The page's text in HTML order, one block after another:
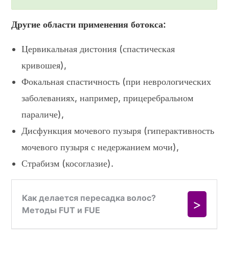
Другие области применения ботокса:
Цервикальная дистония (спастическая
кривошея),
Фокальная спастичность (при неврологических
заболеваниях, например, прицеребральном
параличе),
Дисфункция мочевого пузыря (гиперактивность
мочевого пузыря с недержанием мочи),
Страбизм (косоглазие).